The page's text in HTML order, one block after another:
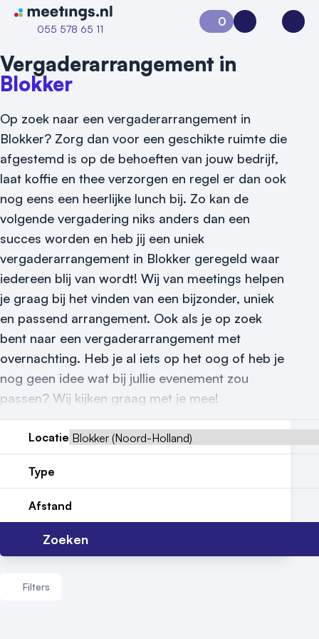
Naar home van Meetings
055 578 65 11
Vraag locatie aan
Locatiegids
Meld locatie aan
Nieuws
Reviews (5⭐️)
Contact
0
Aanvraag 0Inloggen
Vergaderarrangement in
Blokker
Op zoek naar een vergaderarrangement in
Blokker? Zorg dan voor een geschikte ruimte die
afgestemd is op de behoeften van jouw bedrijf,
laat koffie en thee verzorgen en regel er dan ook
nog eens een heerlijke lunch bij. Zo kan de
volgende vergadering niks anders dan een
succes worden en heb jij een uniek
vergaderarrangement in Blokker geregeld waar
iedereen blij van wordt! Wij van meetings helpen
je graag bij het vinden van een bijzonder, uniek
en passend arrangement. Ook als je op zoek
bent naar een vergaderarrangement met
overnachting. Heb je al iets op het oog of heb je
nog geen idee wat bij jullie evenement zou
passen? Wij kijken graag met je mee!
Locatie
Type
Afstand
Zoeken
Filters